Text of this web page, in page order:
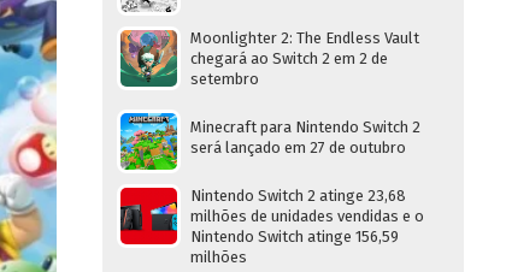
Moonlighter 2: The Endless Vault
chegará ao Switch 2 em 2 de
setembro
Minecraft para Nintendo Switch 2
será lançado em 27 de outubro
Nintendo Switch 2 atinge 23,68
milhões de unidades vendidas e o
Nintendo Switch atinge 156,59
milhões